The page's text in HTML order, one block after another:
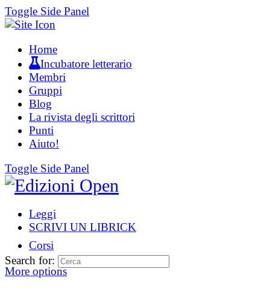
Toggle Side Panel
Home
Incubatore letterario
Membri
Gruppi
Blog
La rivista degli scrittori
Punti
Aiuto!
Toggle Side Panel
Leggi
SCRIVI UN LIBRICK
Corsi
More options
Search for: